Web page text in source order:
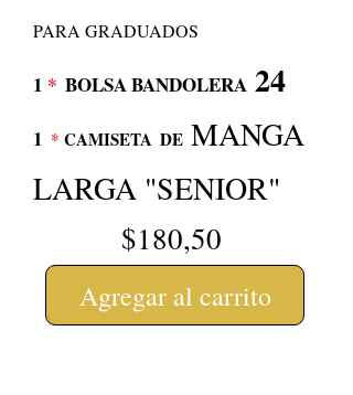
PARA GRADUADOS
1 * BOLSA BANDOLERA 24
1 * CAMISETA DE MANGA
LARGA "SENIOR"
$180,50
Agregar al carrito